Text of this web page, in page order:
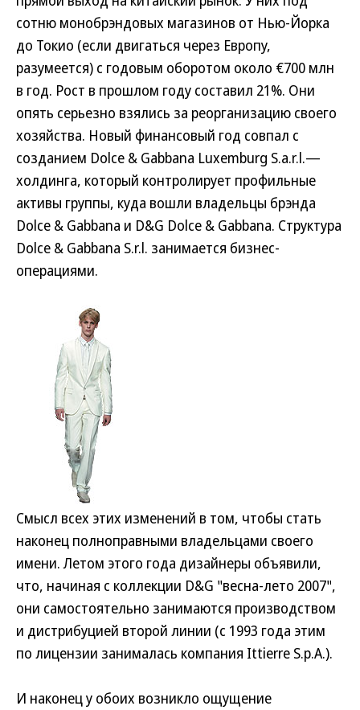
сотню монобрэндовых магазинов от Нью-Йорка
до Токио (если двигаться через Европу,
разумеется) с годовым оборотом около €700 млн
в год. Рост в прошлом году составил 21%. Они
опять серьезно взялись за реорганизацию своего
хозяйства. Новый финансовый год совпал с
созданием Dolce & Gabbana Luxemburg S.a.r.l.—
холдинга, который контролирует профильные
активы группы, куда вошли владельцы брэнда
Dolce & Gabbana и D&G Dolce & Gabbana. Структура
Dolce & Gabbana S.r.l. занимается бизнес-
операциями.
Смысл всех этих изменений в том, чтобы стать
наконец полноправными владельцами своего
имени. Летом этого года дизайнеры объявили,
что, начиная с коллекции D&G "весна-лето 2007",
они самостоятельно занимаются производством
и дистрибуцией второй линии (с 1993 года этим
по лицензии занималась компания Ittierre S.p.A.).
И наконец у обоих возникло ощущение